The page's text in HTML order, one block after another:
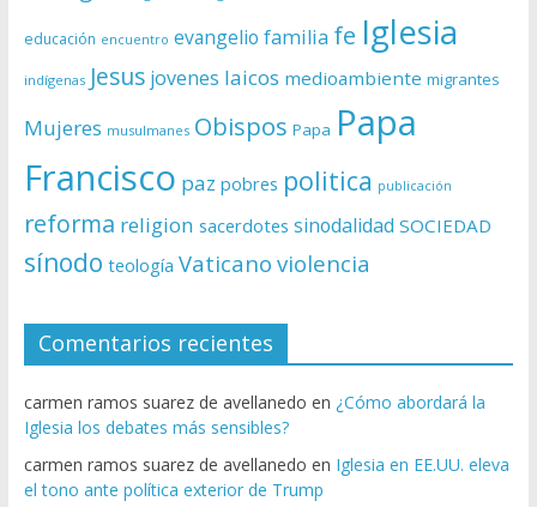
educación encuentro evangelio familia fe Iglesia
indígenas Jesus jovenes laicos medioambiente migrantes
Mujeres musulmanes Obispos Papa Papa
Francisco paz pobres politica publicación
reforma religion sacerdotes sinodalidad SOCIEDAD
sínodo teología Vaticano violencia
Comentarios recientes
carmen ramos suarez de avellanedo en ¿Cómo abordará la
Iglesia los debates más sensibles?
carmen ramos suarez de avellanedo en Iglesia en EE.UU. eleva
el tono ante política exterior de Trump